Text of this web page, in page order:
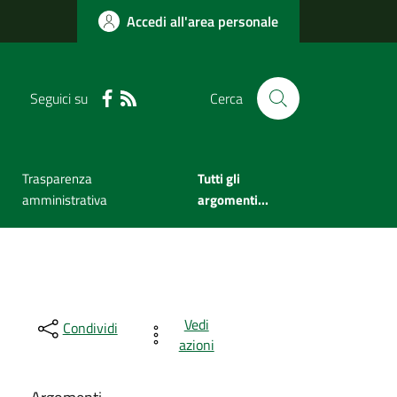
Accedi all'area personale
Seguici su Cerca
Trasparenza
amministrativa
Tutti gli
argomenti...
Condividi
Vedi
azioni